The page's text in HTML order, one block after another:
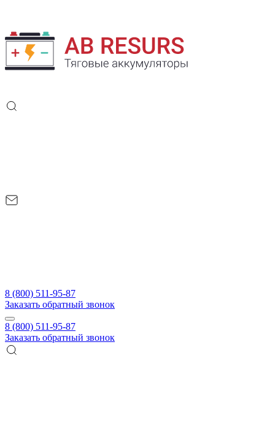
8 (800) 511-95-87
Заказать обратный звонок
8 (800) 511-95-87
Заказать обратный звонок